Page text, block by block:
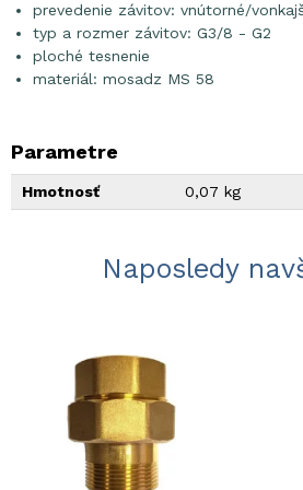
Parametre
Hmotnosť 0,07 kg
prevedenie závitov: vnútorné/
typ a rozmer závitov: G3/8 - G2
ploché tesnenie
materiál: mosadz MS 58
Naposledy